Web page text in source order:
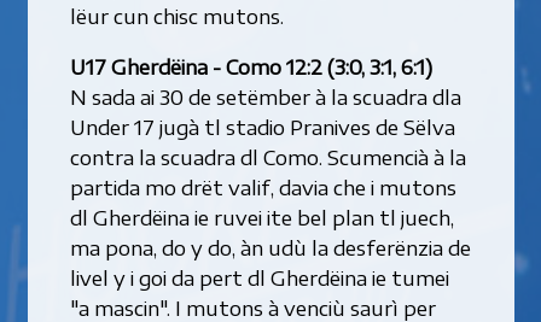
lëur cun chisc mutons.
U17 Gherdëina - Como 12:2 (3:0, 3:1, 6:1)
N sada ai 30 de setëmber à la scuadra dla
Under 17 jugà tl stadio Pranives de Sëlva
contra la scuadra dl Como. Scumencià à la
partida mo drët valif, davia che i mutons
dl Gherdëina ie ruvei ite bel plan tl juech,
ma pona, do y do, àn udù la desferënzia de
livel y i goi da pert dl Gherdëina ie tumei
"a mascin". I mutons à venciù saurì per